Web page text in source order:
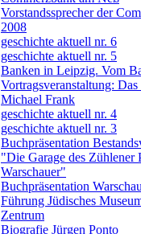
Vorstandssprecher der
2008
geschichte aktuell nr. 6
geschichte aktuell nr. 5
Banken in Leipzig. Vom
Vortragsveranstaltung:
Michael Frank
geschichte aktuell nr. 4
geschichte aktuell nr. 3
Buchpräsentation
"Die Garage des Zühlener
Warschauer"
Buchpräsentation
Führung Jüdisches
Zentrum
Biografie Jürgen Ponto